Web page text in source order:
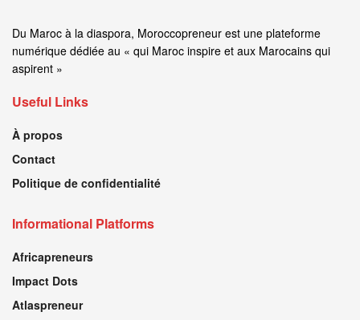
Du Maroc à la diaspora, Moroccopreneur est une plateforme
numérique dédiée au « qui Maroc inspire et aux Marocains qui
aspirent »
Useful Links
À propos
Contact
Politique de confidentialité
Informational Platforms
Africapreneurs
Impact Dots
Atlaspreneur